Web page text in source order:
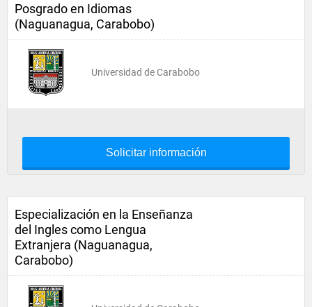
Posgrado en Idiomas
(Naguanagua, Carabobo)
Universidad de Carabobo
Solicitar información
Especialización en la Enseñanza
del Ingles como Lengua
Extranjera (Naguanagua,
Carabobo)